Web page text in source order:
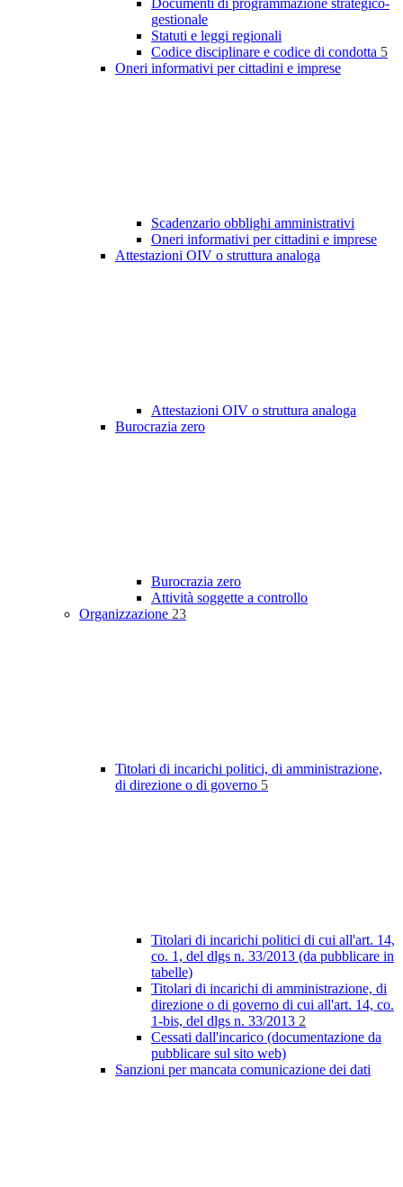
Documenti di programmazione strategico-
gestionale
Statuti e leggi regionali
Codice disciplinare e codice di condotta 5
Oneri informativi per cittadini e imprese
Scadenzario obblighi amministrativi
Oneri informativi per cittadini e imprese
Attestazioni OIV o struttura analoga
Attestazioni OIV o struttura analoga
Burocrazia zero
Burocrazia zero
Attività soggette a controllo
Organizzazione 23
Titolari di incarichi politici, di amministrazione,
di direzione o di governo 5
Titolari di incarichi politici di cui all'art. 14,
co. 1, del dlgs n. 33/2013 (da pubblicare in
tabelle)
Titolari di incarichi di amministrazione, di
direzione o di governo di cui all'art. 14, co.
1-bis, del dlgs n. 33/2013 2
Cessati dall'incarico (documentazione da
pubblicare sul sito web)
Sanzioni per mancata comunicazione dei dati